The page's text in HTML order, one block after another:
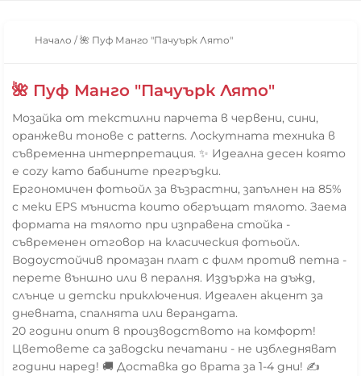
Начало /🌺 Пуф Манго "Пачуърк Лято"
🌺 Пуф Манго "Пачуърк Лято"
Мозайка от текстилни парчета в червени, сини,
оранжеви тонове с patterns. Лоскутната техника в
съвременна интерпретация. ✨ Идеална десен която
е cozy като бабините прегръдки.
Ергономичен фотьойл за възрастни, запълнен на 85%
с меки EPS мъниста които обгръщат тялото. Заема
формата на тялото при изправена стойка -
съвременен отговор на класическия фотьойл.
Водоустойчив промазан плат с филм против петна -
перете външно или в пералня. Издържа на дъжд,
слънце и детски приключения. Идеален акцент за
дневната, спалнята или верандата.
20 години опит в производството на комфорт!
Цветовете са заводски печатани - не избледняват
години наред! 🚚 Доставка до врата за 1-4 дни! ✍️